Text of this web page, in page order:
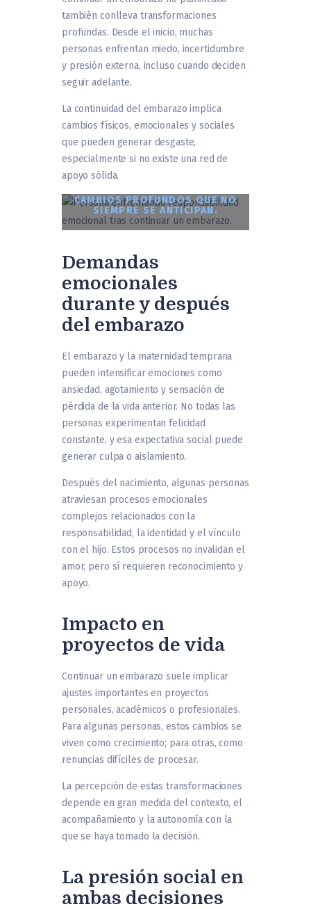
también conlleva transformaciones
profundas. Desde el inicio, muchas
personas enfrentan miedo, incertidumbre
y presión externa, incluso cuando deciden
seguir adelante.
La continuidad del embarazo implica
cambios físicos, emocionales y sociales
que pueden generar desgaste,
especialmente si no existe una red de
apoyo sólida.
CAMBIOS PROFUNDOS QUE NO
SIEMPRE SE ANTICIPAN.
Demandas
emocionales
durante y después
del embarazo
El embarazo y la maternidad temprana
pueden intensificar emociones como
ansiedad, agotamiento y sensación de
pérdida de la vida anterior. No todas las
personas experimentan felicidad
constante, y esa expectativa social puede
generar culpa o aislamiento.
Después del nacimiento, algunas personas
atraviesan procesos emocionales
complejos relacionados con la
responsabilidad, la identidad y el vínculo
con el hijo. Estos procesos no invalidan el
amor, pero sí requieren reconocimiento y
apoyo.
Impacto en
proyectos de vida
Continuar un embarazo suele implicar
ajustes importantes en proyectos
personales, académicos o profesionales.
Para algunas personas, estos cambios se
viven como crecimiento; para otras, como
renuncias difíciles de procesar.
La percepción de estas transformaciones
depende en gran medida del contexto, el
acompañamiento y la autonomía con la
que se haya tomado la decisión.
La presión social en
ambas decisiones